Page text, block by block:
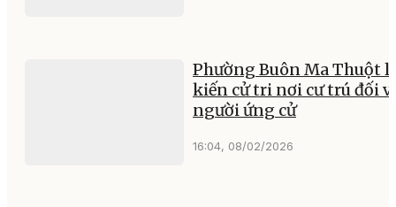
Phường Buôn Ma Thuột
kiến cử tri nơi cư trú đối
người ứng cử
16:04, 08/02/2026